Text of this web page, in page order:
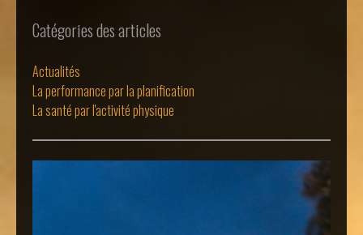
Catégories des articles
Actualités
La performance par la planification
La santé par l'activité physique